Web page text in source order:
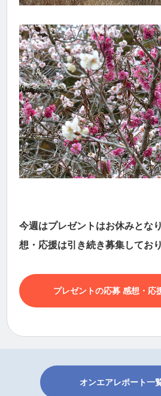
今週はプレゼントはお休みとな
想・応援は引き続き募集しており
プレゼントの応募 感想・応
オンエアレポート一